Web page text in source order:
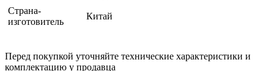
Страна-
изготовитель
Китай
Перед покупкой уточняйте технические характеристики и
комплектацию у продавца